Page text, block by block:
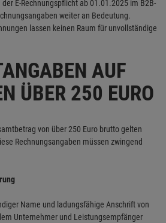
E-Rechnungspflicht ab 01.01.2025 im B2B-
weiter an Bedeutung.
lassen keinen Raum für unvollständige
AUF
ÜBER 250 EURO
von über 250 Euro brutto gelten
Rechnungsangaben müssen zwingend
Name und ladungsfähige Anschrift von
Unternehmer und Leistungsempfänger